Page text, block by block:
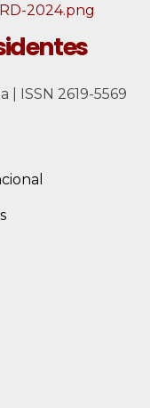
| ISSN 2619-5569